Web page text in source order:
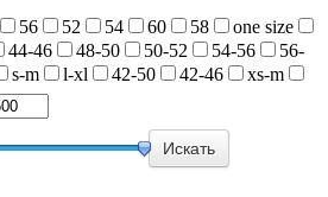
56 52 54 60 58
one size
44-46 48-50 50-52 54-56
56-
s-m l-xl 42-50 42-46
xs-m